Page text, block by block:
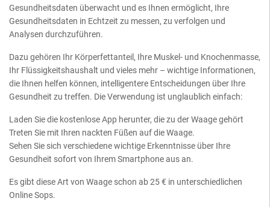
Gesundheitsdaten überwacht und es Ihnen ermöglicht, Ihre
Gesundheitsdaten in Echtzeit zu messen, zu verfolgen und
Analysen durchzuführen.
Dazu gehören Ihr Körperfettanteil, Ihre Muskel- und Knochenmasse,
Ihr Flüssigkeitshaushalt und vieles mehr – wichtige Informationen,
die Ihnen helfen können, intelligentere Entscheidungen über Ihre
Gesundheit zu treffen. Die Verwendung ist unglaublich einfach:
Laden Sie die kostenlose App herunter, die zu der Waage gehört
Treten Sie mit Ihren nackten Füßen auf die Waage.
Sehen Sie sich verschiedene wichtige Erkenntnisse über Ihre
Gesundheit sofort von Ihrem Smartphone aus an.
Es gibt diese Art von Waage schon ab 25 € in unterschiedlichen
Online Sops.